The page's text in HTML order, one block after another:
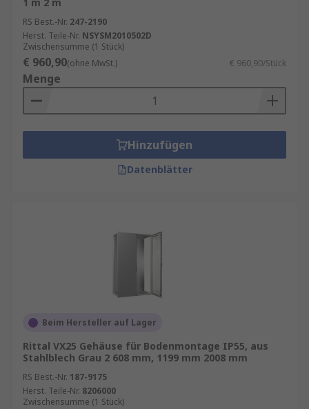
RS Best.-Nr. 247-2190
Herst. Teile-Nr. NSYSM2010502D
Zwischensumme (1 Stück)
€ 960,90(ohne MwSt.) € 960,90/Stück
Menge
Hinzufügen
Datenblätter
Beim Hersteller auf Lager
Rittal VX25 Gehäuse für Bodenmontage IP55, aus
Stahlblech Grau 2 608 mm, 1199 mm 2008 mm
RS Best.-Nr. 187-9175
Herst. Teile-Nr. 8206000
Zwischensumme (1 Stück)